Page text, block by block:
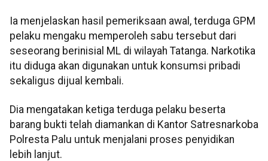
Ia menjelaskan hasil pemeriksaan awal, terduga GPM
pelaku mengaku memperoleh sabu tersebut dari
seseorang berinisial ML di wilayah Tatanga. Narkotika
itu diduga akan digunakan untuk konsumsi pribadi
sekaligus dijual kembali.
Dia mengatakan ketiga terduga pelaku beserta
barang bukti telah diamankan di Kantor Satresnarkoba
Polresta Palu untuk menjalani proses penyidikan
lebih lanjut.